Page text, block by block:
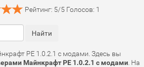
Рейтинг: 5/5 Голосов: 1
PE 1.0.2.1 с модами. Здесь вы
Майнкрафт PE 1.0.2.1 с модами . На